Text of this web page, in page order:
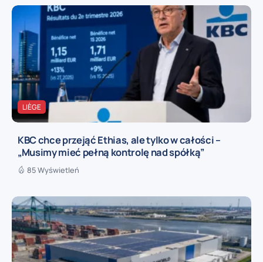
LIÈGE
KBC chce przejąć Ethias, ale tylko w całości –
„Musimy mieć pełną kontrolę nad spółką”
85 Wyświetleń